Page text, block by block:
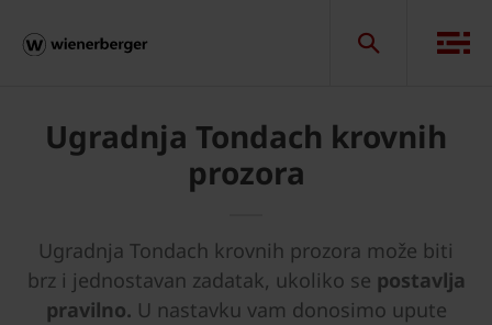
Ugradnja Tondach krovnih
prozora
Ugradnja Tondach krovnih prozora može biti
brz i jednostavan zadatak, ukoliko se postavlja
pravilno. U nastavku vam donosimo upute